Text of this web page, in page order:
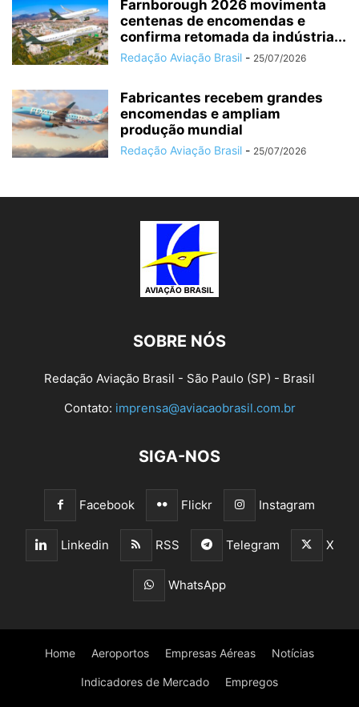
Farnborough 2026 movimenta
centenas de encomendas e
confirma retomada da indústria...
Redação Aviação Brasil - 25/07/2026
Fabricantes recebem grandes
encomendas e ampliam
produção mundial
Redação Aviação Brasil - 25/07/2026
SOBRE NÓS
Redação Aviação Brasil - São Paulo (SP) - Brasil
Contato: imprensa@aviacaobrasil.com.br
SIGA-NOS
Facebook Flickr Instagram
Linkedin RSS Telegram X
WhatsApp
Home Aeroportos Empresas Aéreas Notícias
Indicadores de Mercado Empregos